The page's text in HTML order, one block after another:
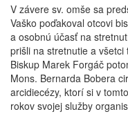
V závere sv. omše sa
Vaško poďakoval otcovi
a osobnú účasť na
prišli na stretnutie a
Biskup Marek Forgáč
Mons. Bernarda Bobera
arcidiecézy, ktorí si v
rokov svojej služby